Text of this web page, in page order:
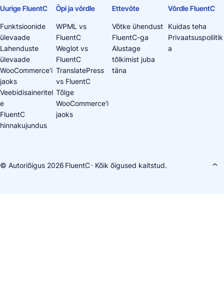
Uurige FluentC
Funktsioonide
ülevaade
Lahenduste
ülevaade
WooCommerce'i
jaoks
Veebidisaineritel
e
FluentC
hinnakujundus
Õpi ja võrdle
WPML vs
FluentC
Weglot vs
FluentC
TranslatePress
vs FluentC
Tõlge
WooCommerce'i
jaoks
Ettevõte
Võtke ühendust
FluentC-ga
Alustage
tõlkimist juba
täna
Võrdle FluentC
Kuidas teha
Privaatsuspoliitik
a
© Autoriõigus 2026 FluentC· Kõik õigused kaitstud.